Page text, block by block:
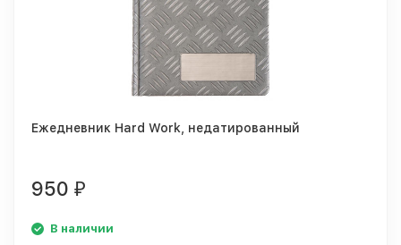
Ежедневник Hard Work, недатированный
950 ₽
В наличии